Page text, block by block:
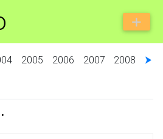
2005 2006 2007 2008 ⮞